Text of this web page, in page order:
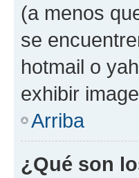
(a menos
se
hotmail o
exhibir
Arriba
¿Qué son